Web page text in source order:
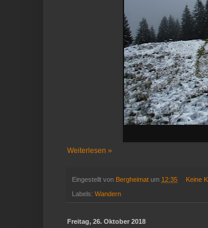
Weiterlesen »
Eingestellt von Bergheimat um 12:35 Keine
Labels: Wandern
Freitag, 26. Oktober 2018